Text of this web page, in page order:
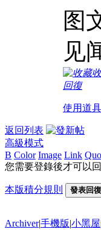
图
见
回復
使用道具
返回列表
高級模式
B Color Image Link
您需要登錄後才可以
本版積分規則 發表回復
Archiver|手機版|小黑屋